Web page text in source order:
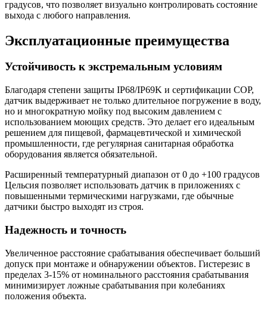
градусов, что позволяет визуально контролировать состояние
выхода с любого направления.
Эксплуатационные преимущества
Устойчивость к экстремальным условиям
Благодаря степени защиты IP68/IP69K и сертификации COP,
датчик выдерживает не только длительное погружение в воду,
но и многократную мойку под высоким давлением с
использованием моющих средств. Это делает его идеальным
решением для пищевой, фармацевтической и химической
промышленности, где регулярная санитарная обработка
оборудования является обязательной.
Расширенный температурный диапазон от 0 до +100 градусов
Цельсия позволяет использовать датчик в приложениях с
повышенными термическими нагрузками, где обычные
датчики быстро выходят из строя.
Надежность и точность
Увеличенное расстояние срабатывания обеспечивает больший
допуск при монтаже и обнаружении объектов. Гистерезис в
пределах 3-15% от номинального расстояния срабатывания
минимизирует ложные срабатывания при колебаниях
положения объекта.